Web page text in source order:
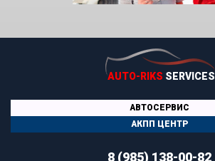
AUTO-RIKS SERVICES
АВТОСЕРВИС
АКПП ЦЕНТР
8 (985) 138-00-82